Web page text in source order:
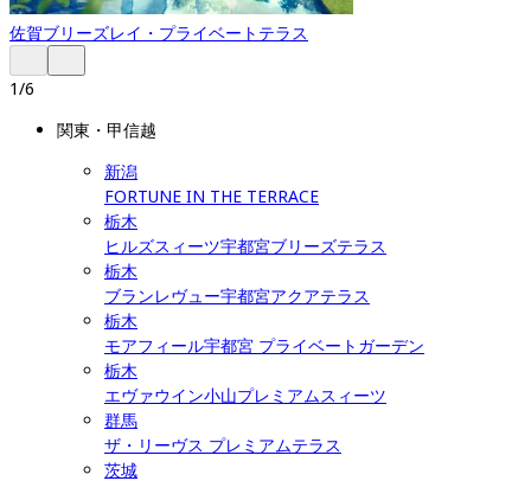
佐賀ブリーズレイ・プライベートテラス
1/6
関東・甲信越
新潟
FORTUNE IN THE TERRACE
栃木
ヒルズスィーツ宇都宮ブリーズテラス
栃木
ブランレヴュー宇都宮アクアテラス
栃木
モアフィール宇都宮 プライベートガーデン
栃木
エヴァウイン小山プレミアムスィーツ
群馬
ザ・リーヴス プレミアムテラス
茨城